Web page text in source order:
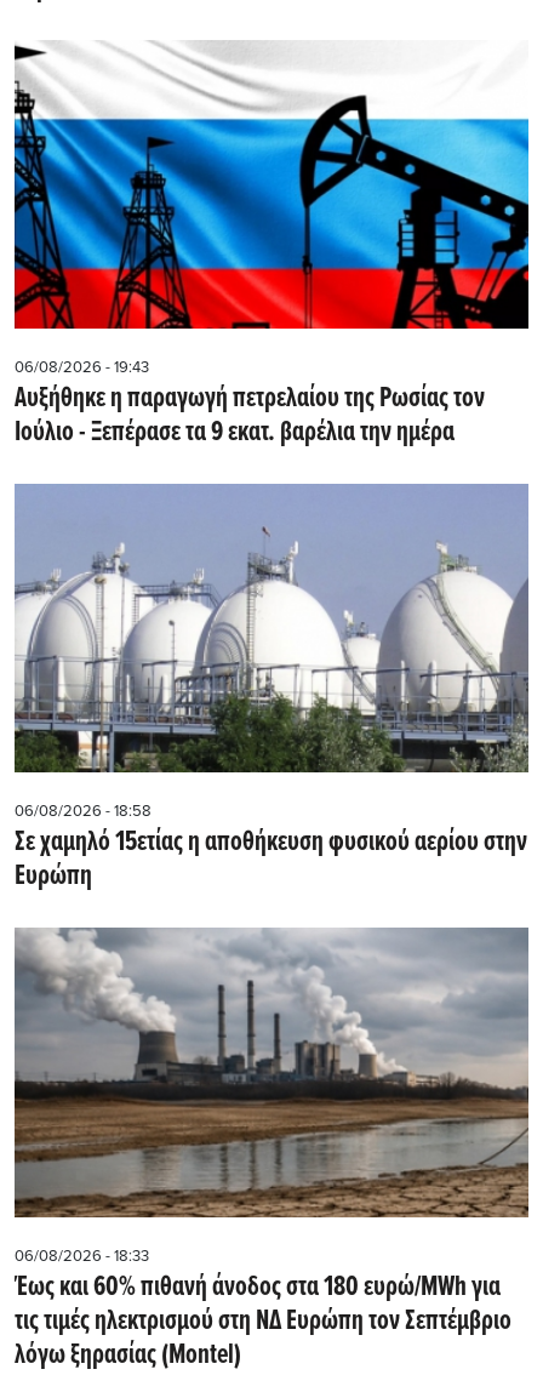
06/08/2026 - 19:43
Αυξήθηκε η παραγωγή πετρελαίου της Ρωσίας τον
Ιούλιο - Ξεπέρασε τα 9 εκατ. βαρέλια την ημέρα
06/08/2026 - 18:58
Σε χαμηλό 15ετίας η αποθήκευση φυσικού αερίου στην
Ευρώπη
06/08/2026 - 18:33
Έως και 60% πιθανή άνοδος στα 180 ευρώ/MWh για
τις τιμές ηλεκτρισμού στη ΝΔ Ευρώπη τον Σεπτέμβριο
λόγω ξηρασίας (Montel)